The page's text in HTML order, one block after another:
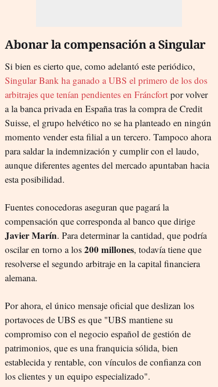
Abonar la compensación a Singular
Si bien es cierto que, como adelantó este periódico,
Singular Bank ha ganado a UBS el primero de los dos
arbitrajes que tenían pendientes en Fráncfort por volver
a la banca privada en España tras la compra de Credit
Suisse, el grupo helvético no se ha planteado en ningún
momento vender esta filial a un tercero. Tampoco ahora
para saldar la indemnización y cumplir con el laudo,
aunque diferentes agentes del mercado apuntaban hacia
esta posibilidad.
Fuentes conocedoras aseguran que pagará la
compensación que corresponda al banco que dirige
Javier Marín. Para determinar la cantidad, que podría
oscilar en torno a los 200 millones, todavía tiene que
resolverse el segundo arbitraje en la capital financiera
alemana.
Por ahora, el único mensaje oficial que deslizan los
portavoces de UBS es que "UBS mantiene su
compromiso con el negocio español de gestión de
patrimonios, que es una franquicia sólida, bien
establecida y rentable, con vínculos de confianza con
los clientes y un equipo especializado".